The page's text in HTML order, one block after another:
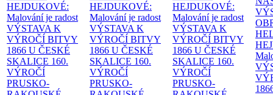
HEJDUKOVÉ:
Malování je radost
VÝSTAVA K
VÝROČÍ BITVY
1866 U ČESKÉ
SKALICE 160.
VÝROČÍ
PRUSKO-
HEJDUKOVÉ:
Malování je radost
VÝSTAVA K
VÝROČÍ BITVY
1866 U ČESKÉ
SKALICE 160.
VÝROČÍ
PRUSKO-
HEJDUKOVÉ:
Malování je radost
VÝSTAVA K
VÝROČÍ BITVY
1866 U ČESKÉ
SKALICE 160.
VÝROČÍ
PRUSKO-